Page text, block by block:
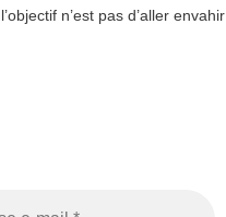
n’est pas d’aller envahir